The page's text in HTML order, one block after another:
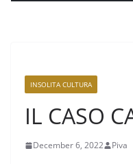
INSOLITA CULTURA
IL CASO
December 6, 2022 Piva